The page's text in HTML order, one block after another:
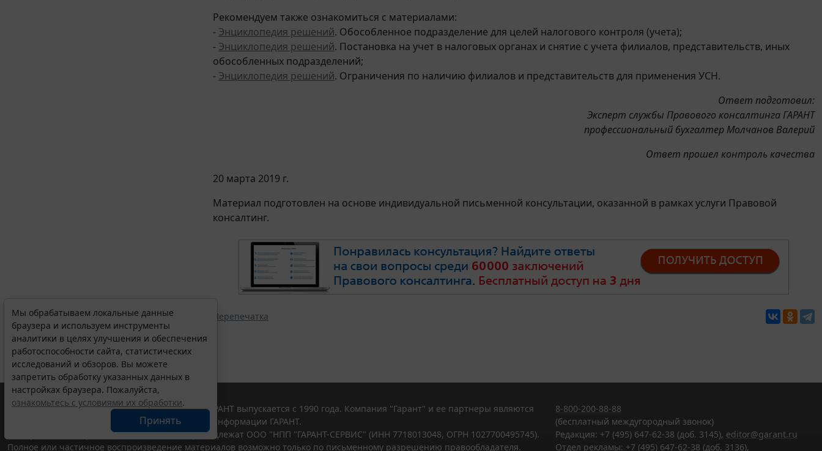
Рекомендуем также ознакомиться с материалами:
- Энциклопедия решений. Обособленное подразделение для целей налогового контроля (учета);
- Энциклопедия решений. Постановка на учет в налоговых органах и снятие с учета филиалов, представительств, иных
обособленных подразделений;
- Энциклопедия решений. Ограничения по наличию филиалов и представительств для применения УСН.
Ответ подготовил:
Эксперт службы Правового консалтинга ГАРАНТ
профессиональный бухгалтер Молчанов Валерий
Ответ прошел контроль качества
20 марта 2019 г.
Материал подготовлен на основе индивидуальной письменной консультации, оказанной в рамках услуги Правовой
консалтинг.
Перепечатка
Мы обрабатываем локальные данные
браузера и используем инструменты
аналитики в целях улучшения и обеспечения
работоспособности сайта, статистических
исследований и обзоров. Вы можете
запретить обработку указанных данных в
настройках браузера. Пожалуйста,
ознакомьтесь с условиями их обработки.
Принять
© ООО "НПП "ГАРАНТ-СЕРВИС", 2026. Система ГАРАНТ выпускается с 1990 года. Компания "Гарант" и ее партнеры являются
участниками Российской ассоциации правовой информации ГАРАНТ.
Все права на материалы сайта ГАРАНТ.РУ принадлежат ООО "НПП "ГАРАНТ-СЕРВИС" (ИНН 7718013048, ОГРН 1027700495745).
Полное или частичное воспроизведение материалов возможно только по письменному разрешению правообладателя.
8-800-200-88-88
(бесплатный междугородный звонок)
Редакция: +7 (495) 647-62-38 (доб. 3145), editor@garant.ru
Отдел рекламы: +7 (495) 647-62-38 (доб. 3136),